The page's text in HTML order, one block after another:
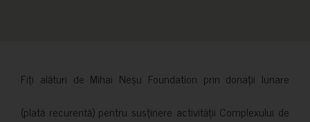
Fiți alături de Mihai Neșu Foundation prin donații lunare
(plată recurentă) pentru susținere activității Complexului de